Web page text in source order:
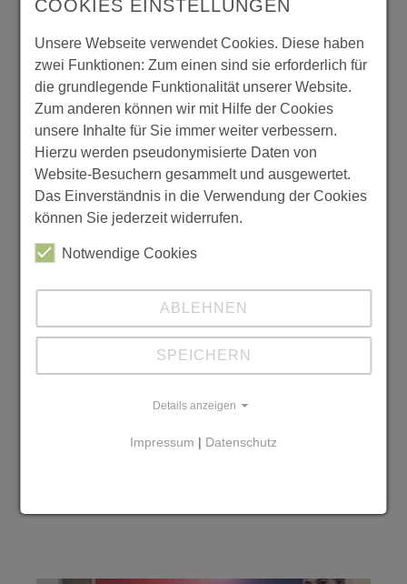
Rassismus sind wir unter seiner Ägide
ausgezeichnet worden. Besonders freute er sich
auch über die Zulassung zum Schulversuch 5.
Klasse Wirtschaftsschule in seinem letzten
Dienstjahr. Und neben all diesen
Führungsaufgaben blieb er am liebsten immer
eines: Lehrer – und unterrichtete weit über das
vorgeschrieben Maß hinaus „seine“ Vorklasse.
alles erdenklich Gute, oder wie man in Dänemark
Enkelkindern. Bleib so interessiert am Reisen und
Entdecken und behalte dir Träume, wie z.B. die
COOKIES EINSTELLUNGEN
Unsere Webseite verwendet Cookies. Diese haben
zwei Funktionen: Zum einen sind sie erforderlich für
die grundlegende Funktionalität unserer Website.
Zum anderen können wir mit Hilfe der Cookies
unsere Inhalte für Sie immer weiter verbessern.
Hierzu werden pseudonymisierte Daten von
Website-Besuchern gesammelt und ausgewertet.
Das Einverständnis in die Verwendung der Cookies
können Sie jederzeit widerrufen.
Notwendige Cookies
ABLEHNEN
SPEICHERN
Details anzeigen
Impressum | Datenschutz